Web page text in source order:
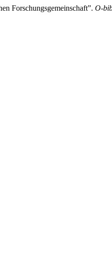
Forschungsgemeinschaft”. O-